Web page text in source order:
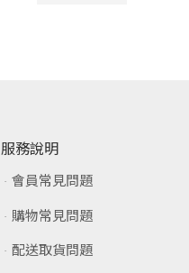
服務說明
會員常見問題
購物常見問題
配送取貨問題